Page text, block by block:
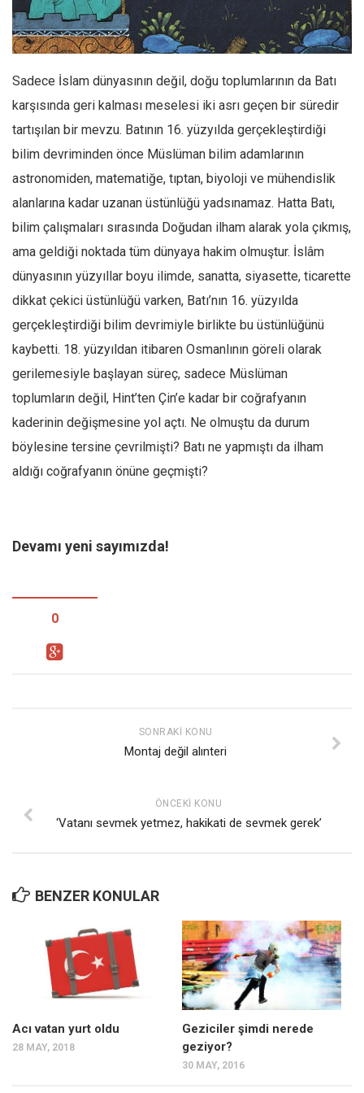
Facebook
Instagram
Editörden
Kemal Özer
Mahmut Toptaş
Yvonne Ridley
Barış Tarımcıoğlu
Ömer Kayani
Yusuf Armağan
Hasanali Yıldırım
Leyla Şerif Emin
Mehmet Ali Tekin
Abir E. Nahas
Amina S. Jenenkovic
Bağdagül Öz
Bu Sayı
Kategoriler
Kültür Sanat
Sağlık
Siyaset
Dünya
Avrupa
Sadece İslam dünyasının değil, doğu toplumlarının da Batı
karşısında geri kalması meselesi iki asrı geçen bir süredir
tartışılan bir mevzu. Batının 16. yüzyılda gerçekleştirdiği
bilim devriminden önce Müslüman bilim adamlarının
astronomiden, matematiğe, tıptan, biyoloji ve mühendislik
alanlarına kadar uzanan üstünlüğü yadsınamaz. Hatta Batı,
bilim çalışmaları sırasında Doğudan ilham alarak yola çıkmış,
ama geldiği noktada tüm dünyaya hakim olmuştur. İslâm
dünyasının yüzyıllar boyu ilimde, sanatta, siyasette, ticarette
dikkat çekici üstünlüğü varken, Batı’nın 16. yüzyılda
gerçekleştirdiği bilim devrimiyle birlikte bu üstünlüğünü
kaybetti. 18. yüzyıldan itibaren Osmanlının göreli olarak
gerilemesiyle başlayan süreç, sadece Müslüman
toplumların değil, Hint’ten Çin’e kadar bir coğrafyanın
kaderinin değişmesine yol açtı. Ne olmuştu da durum
böylesine tersine çevrilmişti? Batı ne yapmıştı da ilham
aldığı coğrafyanın önüne geçmişti?
Devamı yeni sayımızda!
0
SONRAKI KONU
Montaj değil alınteri
ÖNCEKI KONU
‘Vatanı sevmek yetmez, hakikati de sevmek gerek’
BENZER KONULAR
Acı vatan yurt oldu
28 MAY, 2018
Geziciler şimdi nerede
geziyor?
30 MAY, 2016